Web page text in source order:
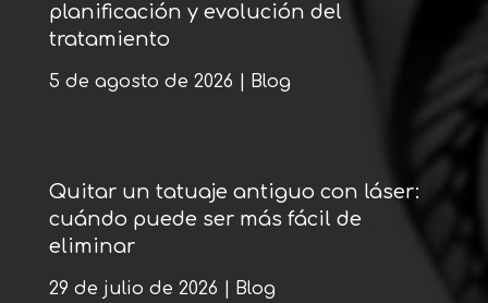
planificación y evolución del
tratamiento
5 de agosto de 2026 Blog
Quitar un tatuaje antiguo con láser:
cuándo puede ser más fácil de
eliminar
29 de julio de 2026 Blog